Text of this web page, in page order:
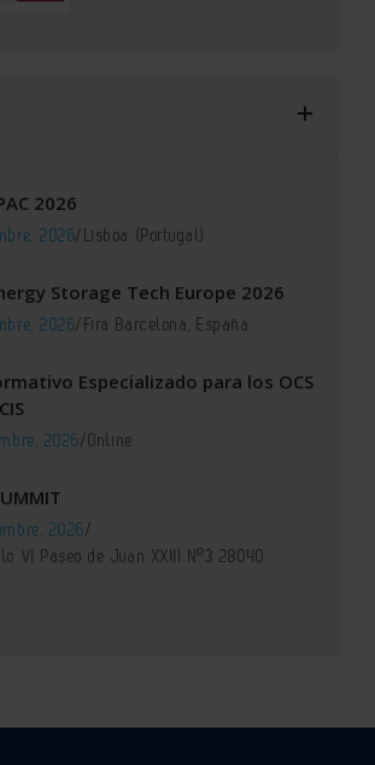
2026
2026/Lisboa (Portugal)
Storage Tech Europe 2026
2026/Fira Barcelona, España
Especializado para los OCS
2026/Online
2026/
VI Paseo de Juan XXIII Nº3 28040